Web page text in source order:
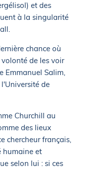
et des
à la singularité
chance où
de les voir
Emmanuel Salim,
de
Churchill au
des lieux
chercheur français,
humaine et
selon lui : si ces